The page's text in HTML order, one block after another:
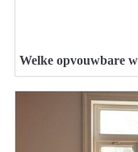
Welke opvouwbare